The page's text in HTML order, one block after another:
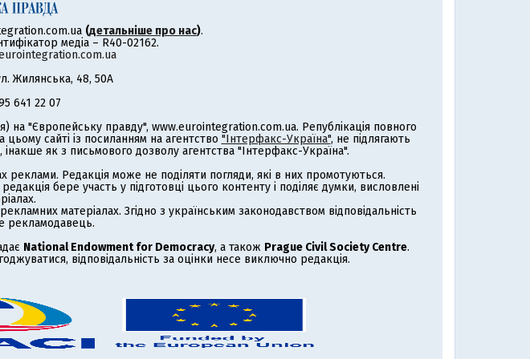
(детальніше про нас).
медіа – R40-02162.
Жилянська, 48, 50А
641 22 07
"Європейську правду", www.eurointegration.com.ua. Републікація повного
цьому сайті із посиланням на агентство "Інтерфакс-Україна", не підлягають
як з письмового дозволу агентства "Інтерфакс-Україна".
реклами. Редакція може не поділяти погляди, які в них промотуються.
бере участь у підготовці цього контенту і поділяє думки, висловлені
матеріалах. Згідно з українським законодавством відповідальність
рекламодавець.
National Endowment for Democracy, а також Prague Civil Society Centre.
відповідальність за оцінки несе виключно редакція.